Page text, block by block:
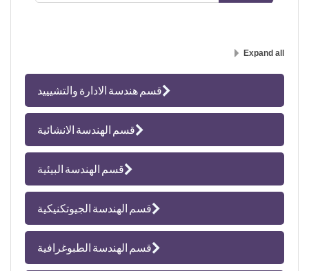
Expand all
قسم هندسة الادارة والتشيييد
قسم الهندسة الانشائية
قسم الهندسة البيئية
قسم الهندسة الجيوتكنيكية
قسم الهندسة الطبوغرافية